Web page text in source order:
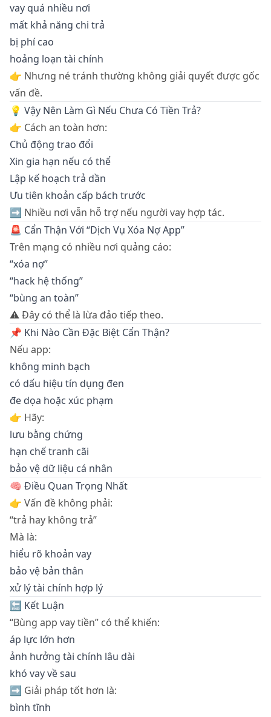
vay quá nhiều nơi
mất khả năng chi trả
bị phí cao
hoảng loạn tài chính
👉 Nhưng né tránh thường không giải quyết được gốc
vấn đề.
💡 Vậy Nên Làm Gì Nếu Chưa Có Tiền Trả?
👉 Cách an toàn hơn:
Chủ động trao đổi
Xin gia hạn nếu có thể
Lập kế hoạch trả dần
Ưu tiên khoản cấp bách trước
➡️ Nhiều nơi vẫn hỗ trợ nếu người vay hợp tác.
🚨 Cẩn Thận Với “Dịch Vụ Xóa Nợ App”
Trên mạng có nhiều nơi quảng cáo:
“xóa nợ”
“hack hệ thống”
“bùng an toàn”
⚠️ Đây có thể là lừa đảo tiếp theo.
📌 Khi Nào Cần Đặc Biệt Cẩn Thận?
Nếu app:
không minh bạch
có dấu hiệu tín dụng đen
đe dọa hoặc xúc phạm
👉 Hãy:
lưu bằng chứng
hạn chế tranh cãi
bảo vệ dữ liệu cá nhân
🧠 Điều Quan Trọng Nhất
👉 Vấn đề không phải:
“trả hay không trả”
Mà là:
hiểu rõ khoản vay
bảo vệ bản thân
xử lý tài chính hợp lý
🔚 Kết Luận
“Bùng app vay tiền” có thể khiến:
áp lực lớn hơn
ảnh hưởng tài chính lâu dài
khó vay về sau
➡️ Giải pháp tốt hơn là:
bình tĩnh